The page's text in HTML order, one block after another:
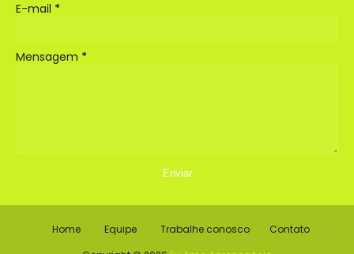
E-mail *
Mensagem *
Home Equipe Trabalhe conosco
Contato